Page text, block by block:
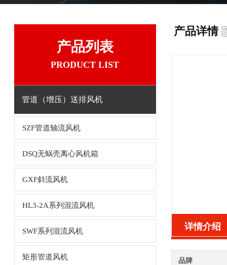
产品列表
PRODUCT LIST
管道（增压）送排风机
SZF管道轴流风机
DSQ无蜗壳离心风机箱
GXF斜流风机
HL3-2A系列混流风机
SWF系列混流风机
矩形管道风机
产品详情
详情介绍
品牌